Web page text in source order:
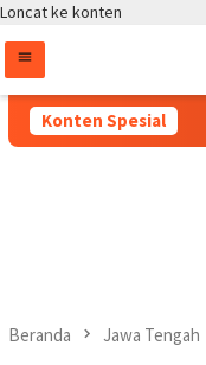
Loncat ke konten
Konten Spesial
Beranda Jawa Tengah